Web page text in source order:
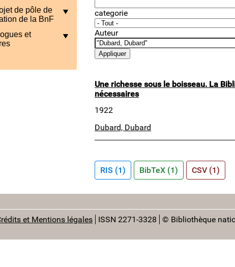
de pôle de
de la BnF
et
categorie
Auteur
Une richesse sous le boisseau. La
nécessaires
1922
Dubard, Dubard
RIS (1) BibTeX (1) CSV (1)
et Mentions légales ISSN 2271-3328 © Bibliothèque